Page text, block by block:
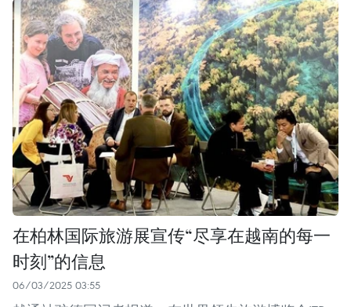
在柏林国际旅游展宣传“尽享在越南的每一
时刻”的信息
06/03/2025 03:55